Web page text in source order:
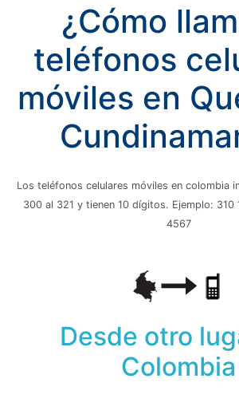
¿Cómo
teléfonos
móviles en
Los teléfonos celulares móviles en colombia
300 al 321 y tienen 10 dígitos. Ejemplo: 310
4567
Desde otro
Colombia